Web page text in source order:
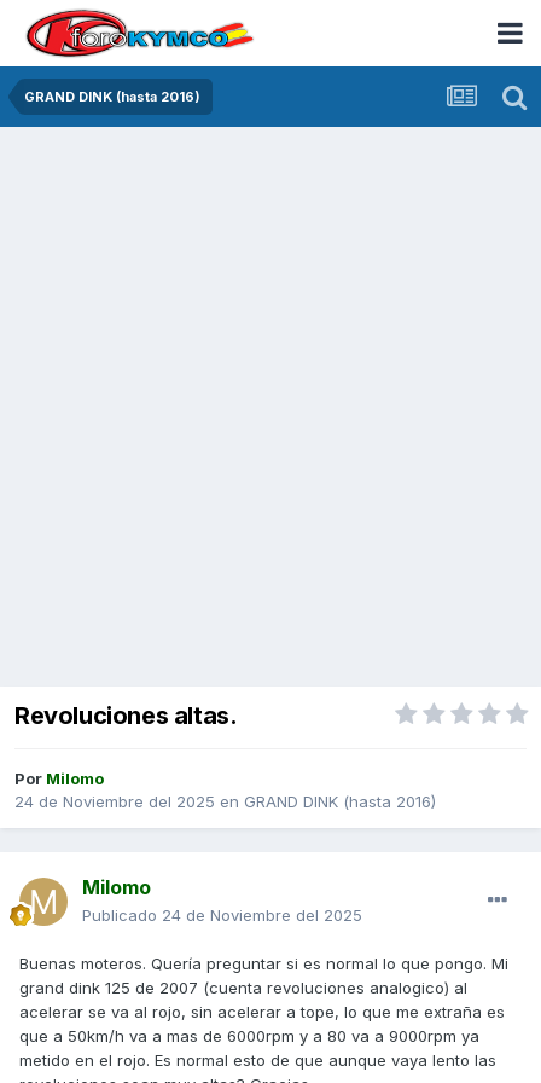
GRAND DINK (hasta 2016)
Revoluciones altas.
Por Milomo
24 de Noviembre del 2025 en GRAND DINK (hasta 2016)
Milomo
Publicado 24 de Noviembre del 2025
Buenas moteros. Quería preguntar si es normal lo que pongo. Mi
grand dink 125 de 2007 (cuenta revoluciones analogico) al
acelerar se va al rojo, sin acelerar a tope, lo que me extraña es
que a 50km/h va a mas de 6000rpm y a 80 va a 9000rpm ya
metido en el rojo. Es normal esto de que aunque vaya lento las